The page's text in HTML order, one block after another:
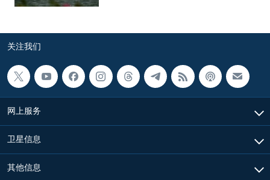
关注我们
网上服务
卫星信息
其他信息